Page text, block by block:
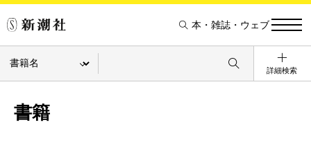
本・雑誌・ウェブ
詳細検索
書籍